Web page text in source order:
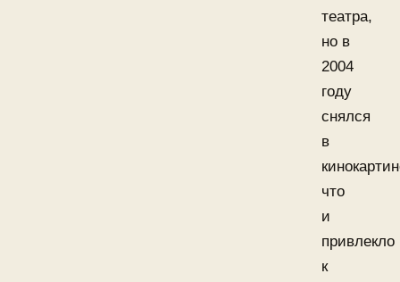
театра,
но в
2004
году
снялся
в
что
и
привлекло
к